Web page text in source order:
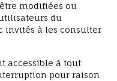
modifiées ou
du
invités à les consulter
accessible à tout
pour raison